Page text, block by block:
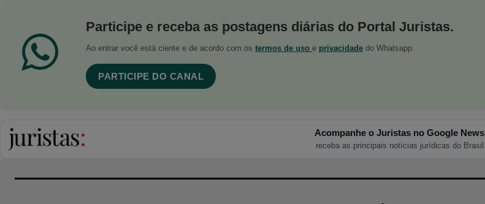
Participe e receba as postagens diárias do Portal Juristas.
Ao entrar você está ciente e de acordo com os termos de uso e privacidade do Whatsapp.
PARTICIPE DO CANAL
Acompanhe o Juristas no Google News
receba as principais notícias jurídicas do Brasil